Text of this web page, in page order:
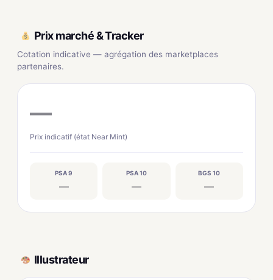
Prix marché & Tracker
Cotation indicative — agrégation des marketplaces
partenaires.
—
Prix indicatif (état Near Mint)
PSA 9
—
PSA 10
—
BGS 10
—
Illustrateur